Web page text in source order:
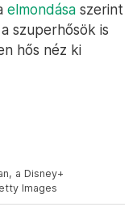
elmondása szerint
szuperhősök is
hős néz ki
a Disney+
Images